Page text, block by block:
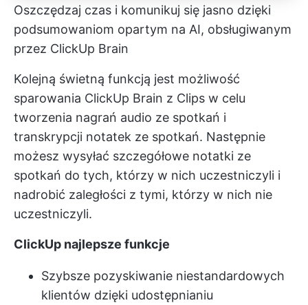
Oszczędzaj czas i komunikuj się jasno dzięki
podsumowaniom opartym na AI, obsługiwanym
przez ClickUp Brain
Kolejną świetną funkcją jest możliwość
sparowania ClickUp Brain z Clips w celu
tworzenia nagrań audio ze spotkań i
transkrypcji notatek ze spotkań. Następnie
możesz wysyłać szczegółowe notatki ze
spotkań do tych, którzy w nich uczestniczyli i
nadrobić zaległości z tymi, którzy w nich nie
uczestniczyli.
ClickUp najlepsze funkcje
Szybsze pozyskiwanie niestandardowych
klientów dzięki udostępnianiu